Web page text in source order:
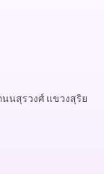
นนสุรวงศ์ แขวงสุริย